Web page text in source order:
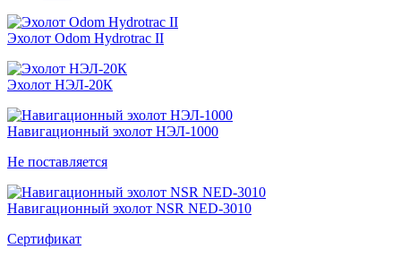
Эхолот Odom Hydrotrac II
Эхолот НЭЛ-20К
Навигационный эхолот НЭЛ-1000
Не поставляется
Навигационный эхолот NSR NED-3010
Сертификат